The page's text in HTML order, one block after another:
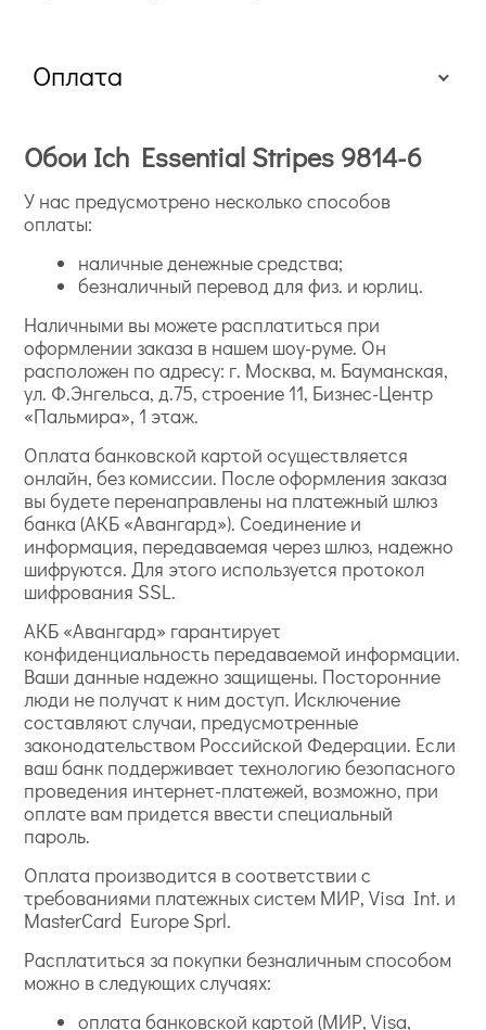
Оплата
Обои Ich Essential Stripes 9814-6
У нас предусмотрено несколько способов
оплаты:
наличные денежные средства;
безналичный перевод для физ. и юрлиц.
Наличными вы можете расплатиться при
оформлении заказа в нашем шоу-руме. Он
расположен по адресу: г. Москва, м. Бауманская,
ул. Ф.Энгельса, д.75, строение 11, Бизнес-Центр
«Пальмира», 1 этаж.
Оплата банковской картой осуществляется
онлайн, без комиссии. После оформления заказа
вы будете перенаправлены на платежный шлюз
банка (АКБ «Авангард»). Соединение и
информация, передаваемая через шлюз, надежно
шифруются. Для этого используется протокол
шифрования SSL.
АКБ «Авангард» гарантирует
конфиденциальность передаваемой информации.
Ваши данные надежно защищены. Посторонние
люди не получат к ним доступ. Исключение
составляют случаи, предусмотренные
законодательством Российской Федерации. Если
ваш банк поддерживает технологию безопасного
проведения интернет-платежей, возможно, при
оплате вам придется ввести специальный
пароль.
Оплата производится в соответствии с
требованиями платежных систем МИР, Visa Int. и
MasterCard Europe Sprl.
Расплатиться за покупки безналичным способом
можно в следующих случаях:
оплата банковской картой (МИР, Visa,